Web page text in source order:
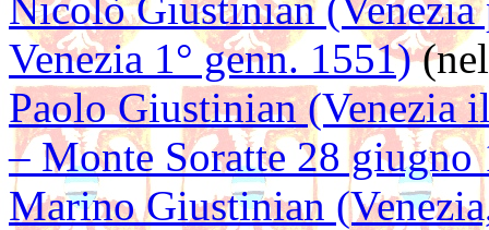
Venezia 1° genn. 1551)
Paolo Giustinian (Venezia
– Monte Soratte 28 giugno
Marino Giustinian